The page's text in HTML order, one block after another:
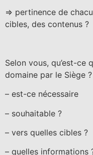
=> pertinence de
cibles, des contenus ?
Selon vous, qu’est-
domaine par le Siège ?
– est-ce nécessaire
– souhaitable ?
– vers quelles cibles ?
– quelles informations